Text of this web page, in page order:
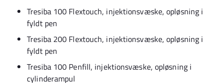
Tresiba 100 Flextouch, injektionsvæske, opløsning i
fyldt pen
Tresiba 200 Flextouch, injektionsvæske, opløsning i
fyldt pen
Tresiba 100 Penfill, injektionsvæske, opløsning i
cylinderampul